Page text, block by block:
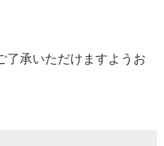
了承いただけますようお